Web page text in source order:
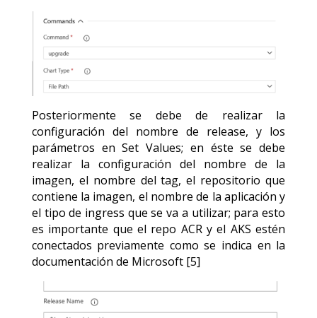
Posteriormente se debe de realizar la
configuración del nombre de release, y los
parámetros en Set Values; en éste se debe
realizar la configuración del nombre de la
imagen, el nombre del tag, el repositorio que
contiene la imagen, el nombre de la aplicación y
el tipo de ingress que se va a utilizar; para esto
es importante que el repo ACR y el AKS estén
conectados previamente como se indica en la
documentación de Microsoft [5]